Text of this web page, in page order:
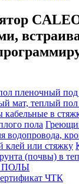
пленочный под
мат, теплый пол
кабельные в
пола
водопровода,
клей или стяжку
(почвы) в
ПОЛЫ
ЧТК